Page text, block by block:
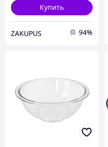
Купить
ZAKUPUS 94%